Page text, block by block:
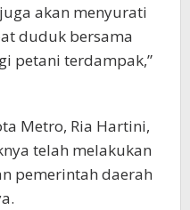
akan menyurati
duduk bersama
petani terdampak,”
Metro, Ria Hartini,
telah melakukan
pemerintah daerah